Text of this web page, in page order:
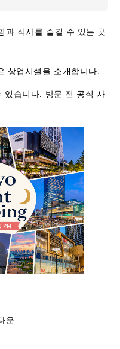
과 식사를 즐길 수 있는 곳
상업시설을 소개합니다.
있습니다. 방문 전 공식 사
운